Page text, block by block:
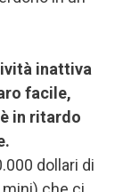
inattiva
facile,
in ritardo
dollari di